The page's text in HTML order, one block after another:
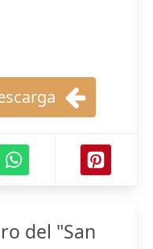
del "San